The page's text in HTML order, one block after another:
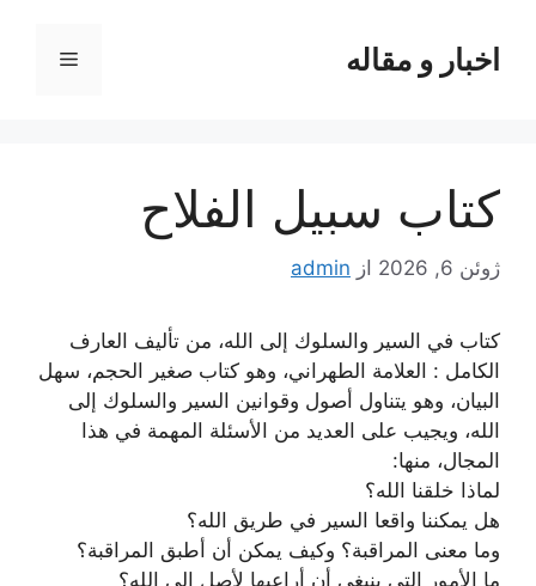
محتوااخبار و مقاله فهرست
كتاب سبيل الفلاح
ژوئن 6, 2026 از admin
كتاب في السير والسلوك إلى الله، من تأليف العارف
الكامل : العلامة الطهراني، وهو كتاب صغير الحجم، سهل
البيان، وهو يتناول أصول وقوانين السير والسلوك إلى
الله، ويجيب على العديد من الأسئلة المهمة في هذا
المجال، منها:
لماذا خلقنا الله؟
هل يمكننا واقعا السير في طريق الله؟
وما معنى المراقبة؟ وكيف يمكن أن أطبق المراقبة؟
ما الأمور التي ينبغي أن أراعيها لأصل إلى الله؟